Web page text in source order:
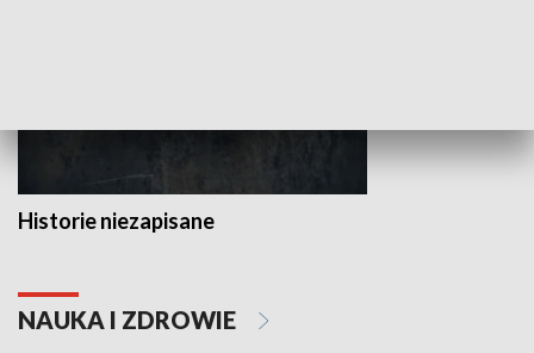
Historie niezapisane
NAUKA I ZDROWIE